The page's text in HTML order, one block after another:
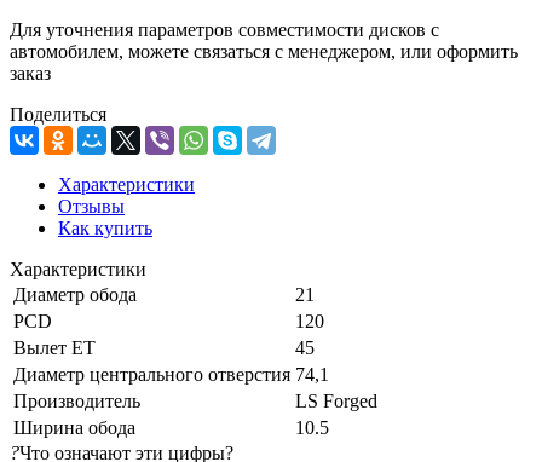
Для уточнения параметров совместимости дисков с
автомобилем, можете связаться с менеджером, или оформить
заказ
Поделиться
Характеристики
Отзывы
Как купить
Характеристики
Диаметр обода
21
PCD
120
Вылет ET
45
Диаметр центрального отверстия 74,1
Производитель
LS Forged
Ширина обода
10.5
?Что означают эти цифры?